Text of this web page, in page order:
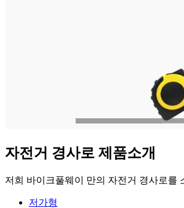
자전거 경사로 제품소개
저희 바이크풀웨이 만의 자전거 경사로를
저가형